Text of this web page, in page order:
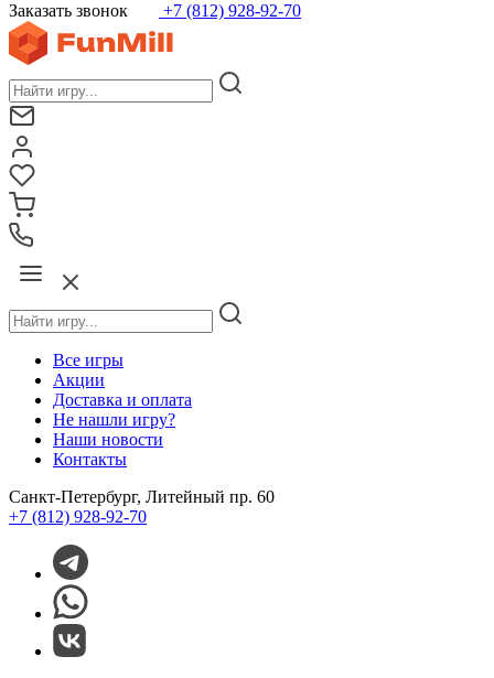
Заказать звонок
+7 (812) 928-92-70
Все игры
Акции
Доставка и оплата
Не нашли игру?
Наши новости
Контакты
Санкт-Петербург, Литейный пр. 60
+7 (812) 928-92-70